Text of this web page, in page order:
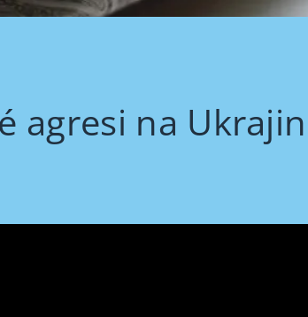
agresi na